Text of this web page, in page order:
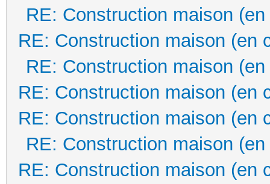
RE: Construction maison
RE: Construction maison (en
RE: Construction maison
RE: Construction maison (en
RE: Construction maison (en
RE: Construction maison
RE: Construction maison (en